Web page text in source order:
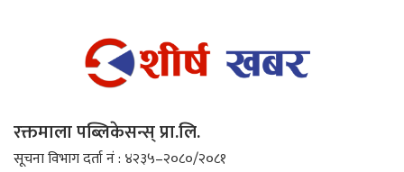
रक्तमाला पब्लिकेसन्स् प्रा.लि.
सूचना विभाग दर्ता नं : ४२३५–२०८०/२०८१